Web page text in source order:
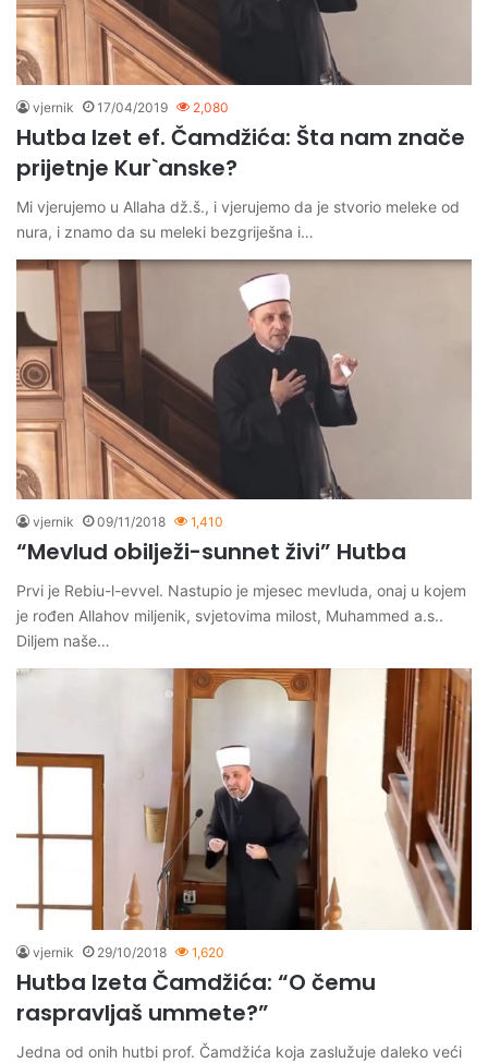
vjernik 17/04/2019 2,080
Hutba Izet ef. Čamdžića: Šta nam znače
prijetnje Kur`anske?
Mi vjerujemo u Allaha dž.š., i vjerujemo da je stvorio meleke od
nura, i znamo da su meleki bezgriješna i…
vjernik 09/11/2018 1,410
“Mevlud obilježi-sunnet živi” Hutba
Prvi je Rebiu-l-evvel. Nastupio je mjesec mevluda, onaj u kojem
je rođen Allahov miljenik, svjetovima milost, Muhammed a.s..
Diljem naše…
vjernik 29/10/2018 1,620
Hutba Izeta Čamdžića: “O čemu
raspravljaš ummete?”
Jedna od onih hutbi prof. Čamdžića koja zaslužuje daleko veći